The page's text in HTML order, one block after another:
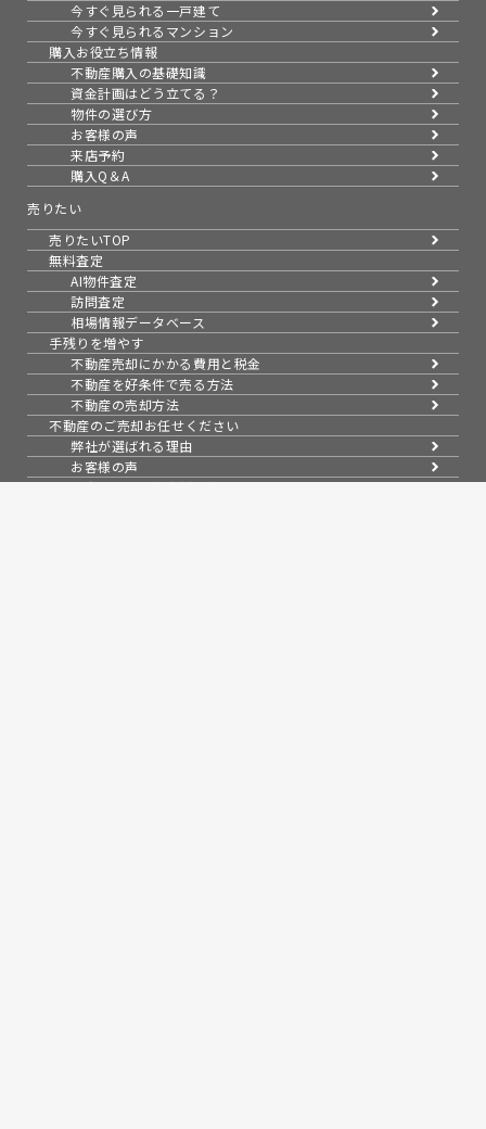
今すぐ見られる一戸建て
今すぐ見られるマンション
購入お役立ち情報
不動産購入の基礎知識
資金計画はどう立てる？
物件の選び方
お客様の声
来店予約
購入Q＆A
売りたい
売りたいTOP
無料査定
AI物件査定
訪問査定
相場情報データベース
手残りを増やす
不動産売却にかかる費用と税金
不動産を好条件で売る方法
不動産の売却方法
不動産のご売却お任せください
弊社が選ばれる理由
お客様の声
不動産売却成約事例40選